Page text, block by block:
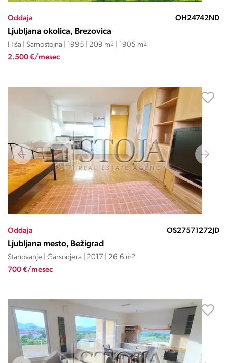
Oddaja OH24742ND
Ljubljana okolica, Brezovica
Hiša | Samostojna | 1995 | 209 m2 | 1905 m2
2.500 €/mesec
Oddaja OS27571272JD
Ljubljana mesto, Bežigrad
Stanovanje | Garsonjera | 2017 | 26.6 m2
700 €/mesec